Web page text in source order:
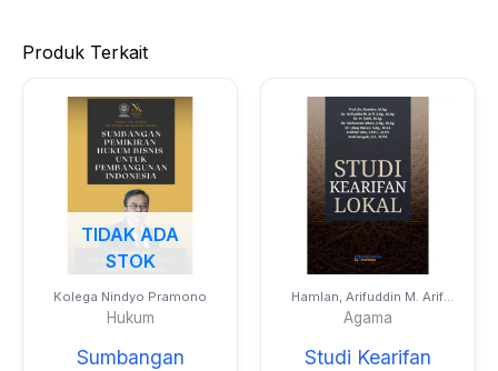
Produk Terkait
TIDAK ADA
STOK
Kolega Nindyo Pramono
Hukum
Sumbangan
Hamlan, Arifuddin M. Arif,
Sidik, Mohamad Idhan,
Ubay Harun, Ardillah Abu,
Agama
Studi Kearifan